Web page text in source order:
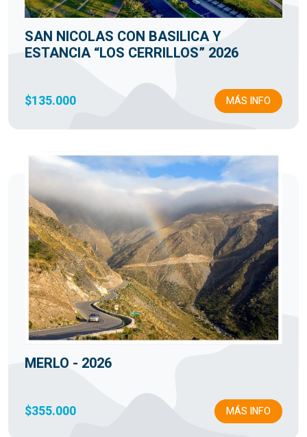
SAN NICOLAS CON BASILICA Y
ESTANCIA “LOS CERRILLOS” 2026
$135.000 MÁS INFO
MERLO - 2026
$355.000 MÁS INFO